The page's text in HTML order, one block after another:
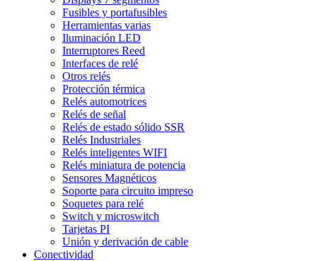
Fusibles y portafusibles
Herramientas varias
Iluminación LED
Interruptores Reed
Interfaces de relé
Otros relés
Protección térmica
Relés automotrices
Relés de señal
Relés de estado sólido SSR
Relés Industriales
Relés inteligentes WIFI
Relés miniatura de potencia
Sensores Magnéticos
Soporte para circuito impreso
Soquetes para relé
Switch y microswitch
Tarjetas PI
Unión y derivación de cable
Conectividad